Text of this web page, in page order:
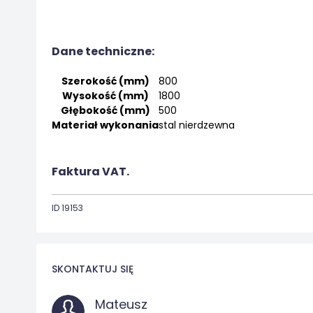
Dane techniczne:
Szerokość (mm)
800
Wysokość (mm)
1800
Głębokość (mm)
500
Materiał wykonaniastal nierdzewna
Faktura VAT.
ID 19153
SKONTAKTUJ SIĘ
Mateusz